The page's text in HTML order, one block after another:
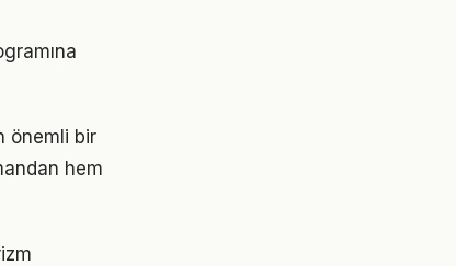
önemli bir
hem